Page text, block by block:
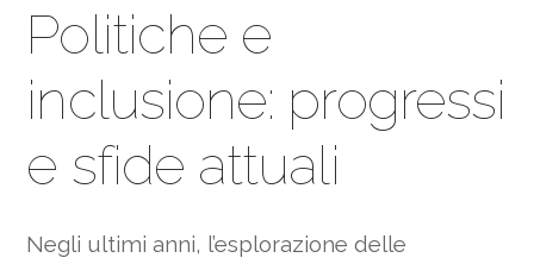
Politiche e
inclusione: progressi
e sfide attuali
Negli ultimi anni, l’esplorazione delle